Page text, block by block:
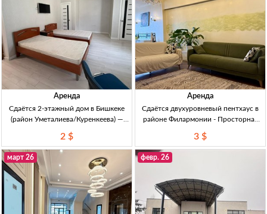
Аренда
Сдаётся 2-этажный дом в Бишкеке
(район Уметалиева/Куренкеева) —
200м², 6комн: 4 спал., 2 гостиных,
кухня, 2 санузла. со всеми усл.
Аренда 2200$
2 $
Аренда
Сдаётся двухуровневый пентхаус в
районе Филармонии - Просторная
Сдаётся двухуровневый пентхаус, 3
спальни, 2 гостиные, 200м², 2700$ +
3 $
март 26 февр. 26